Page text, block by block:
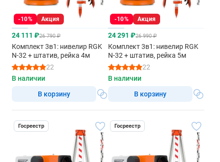
-10% Акция
24 111 ₽26 790 ₽
Комплект 3в1: нивелир RGK
N-32 + штатив, рейка 4м
22
В наличии
В корзину
-10% Акция
24 291 ₽26 990 ₽
Комплект 3в1: нивелир RGK
N-32 + штатив, рейка 5м
22
В наличии
В корзину
Госреестр Госреестр